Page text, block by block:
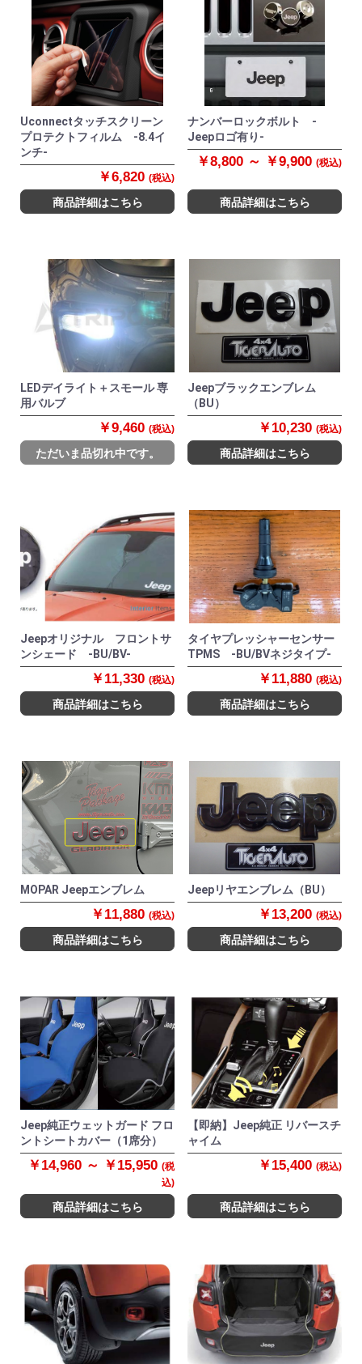
Uconnectタッチスクリーン
プロテクトフィルム -8.4イ
ンチ-
￥6,820 (税込)
商品詳細はこちら
ナンバーロックボルト -
Jeepロゴ有り-
￥8,800 ～ ￥9,900 (税込)
商品詳細はこちら
LEDデイライト＋スモール 専
用バルブ
￥9,460 (税込)
ただいま品切れ中です。
Jeepブラックエンブレム
（BU）
￥10,230 (税込)
商品詳細はこちら
Jeepオリジナル フロントサ
ンシェード -BU/BV-
￥11,330 (税込)
商品詳細はこちら
タイヤプレッシャーセンサー
TPMS -BU/BVネジタイプ-
￥11,880 (税込)
商品詳細はこちら
MOPAR Jeepエンブレム
￥11,880 (税込)
商品詳細はこちら
Jeepリヤエンブレム（BU）
￥13,200 (税込)
商品詳細はこちら
Jeep純正ウェットガード フロ
ントシートカバー（1席分）
￥14,960 ～ ￥15,950 (税
込)
商品詳細はこちら
【即納】Jeep純正 リバースチ
ャイム
￥15,400 (税込)
商品詳細はこちら